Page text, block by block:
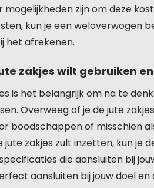
zijn om deze
kun je een weloverwogen
het afrekenen.
zakjes wilt gebruiken
is het belangrijk om na te
Overweeg of je de jute
boodschappen of misschien
zakjes zult inzetten, kun je
die aansluiten bij
aansluiten bij jouw doel